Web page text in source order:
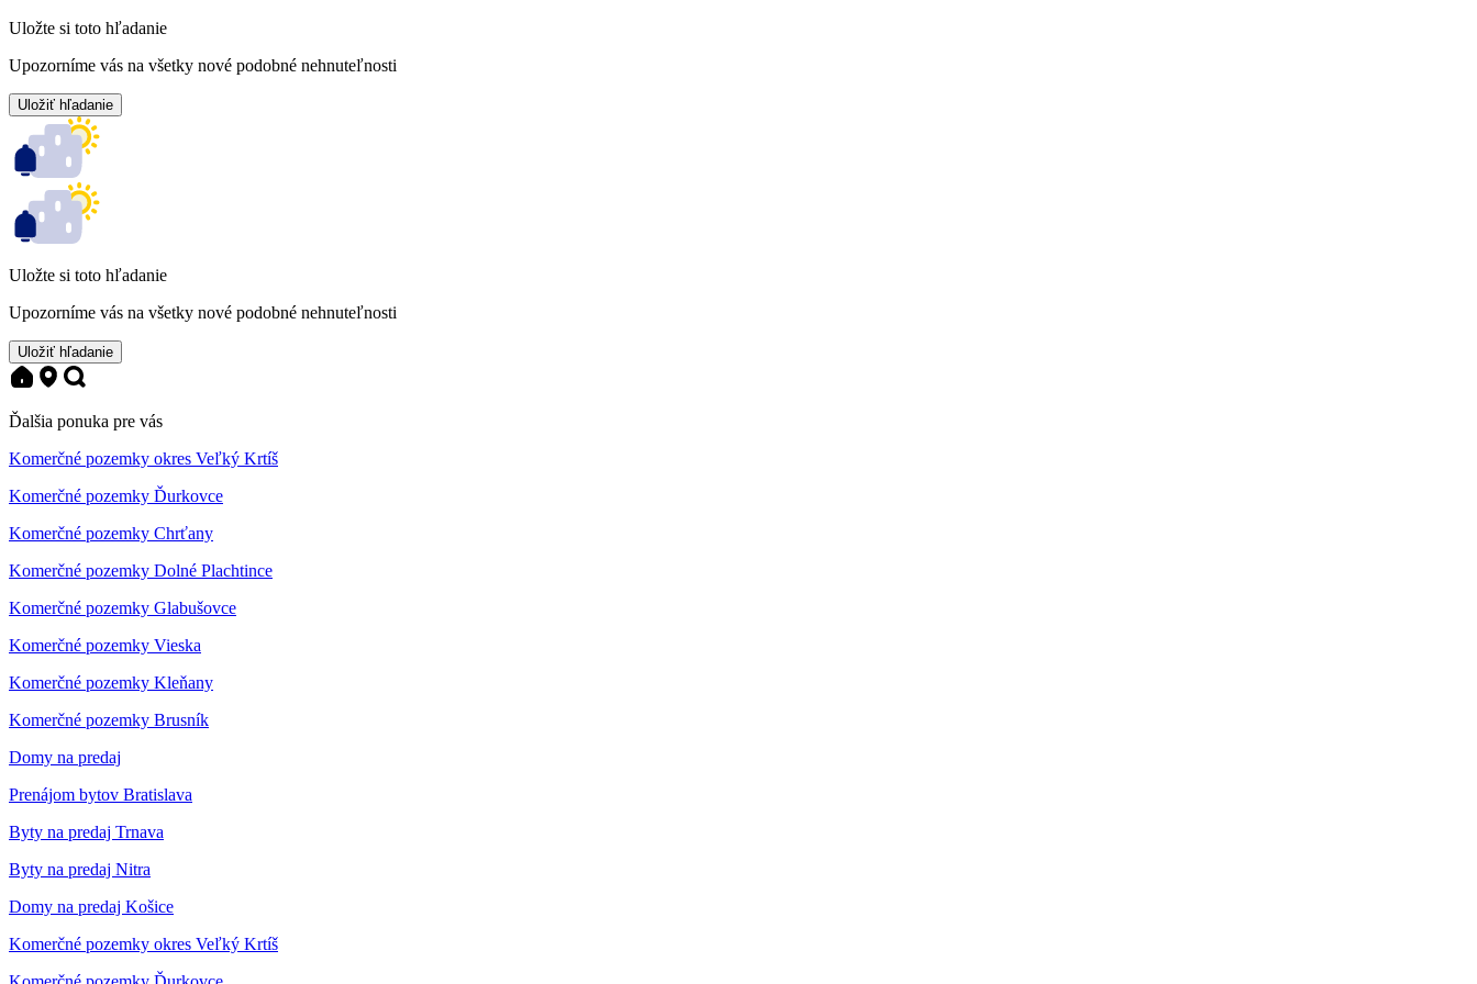
Uložte si toto hľadanie
Upozorníme vás na všetky nové podobné nehnuteľnosti
Uložiť hľadanie
Uložte si toto hľadanie
Upozorníme vás na všetky nové podobné nehnuteľnosti
Uložiť hľadanie
Ďalšia ponuka pre vás
Komerčné pozemky okres Veľký Krtíš
Komerčné pozemky Ďurkovce
Komerčné pozemky Chrťany
Komerčné pozemky Dolné Plachtince
Komerčné pozemky Glabušovce
Komerčné pozemky Vieska
Komerčné pozemky Kleňany
Komerčné pozemky Brusník
Domy na predaj
Prenájom bytov Bratislava
Byty na predaj Trnava
Byty na predaj Nitra
Domy na predaj Košice
Komerčné pozemky okres Veľký Krtíš